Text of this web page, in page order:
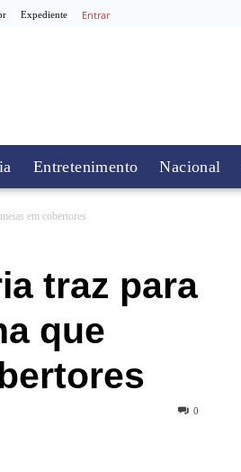
Expediente Entrar
Entretenimento Nacional
em cobertores
traz para
que
0